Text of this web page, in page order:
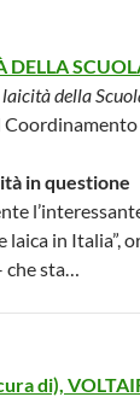
DELLA
della
in questione
laica in Italia”,
che sta…
di),